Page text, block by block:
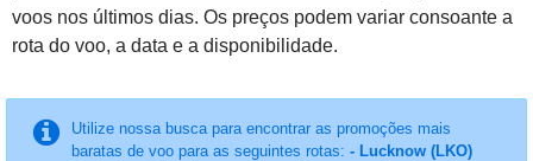
voos nos últimos dias. Os preços podem variar consoante a
rota do voo, a data e a disponibilidade.
Utilize nossa busca para encontrar as promoções mais
baratas de voo para as seguintes rotas: - Lucknow (LKO)